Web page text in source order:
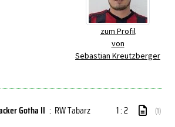
zum Profil
von
Sebastian Kreutzberger
Gotha II : RW Tabarz 1 : 2 (1)